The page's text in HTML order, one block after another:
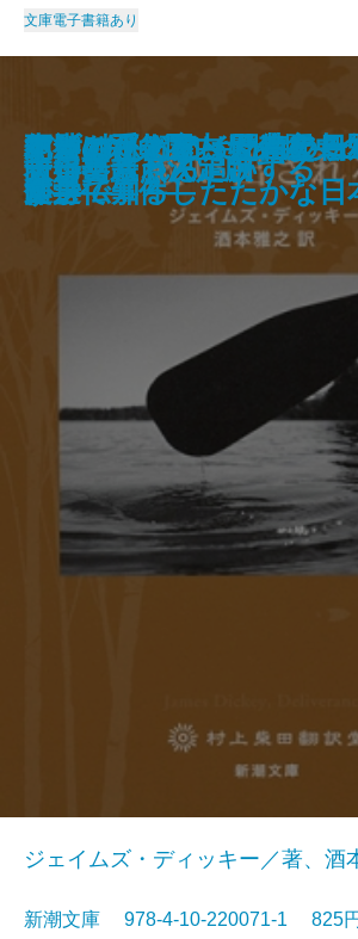
職業としての小説家
和算の侍
銀の匙
花びらめくり
芽吹長屋仕合せ帖 ご縁
甘いお菓子は食べません
爛
満月の道―流転の海 第
よるのふくらみ
上野池之端 鱗や繁盛記
文庫電子書籍あり
救い出される
ジェイムズ・ディッキー／著、酒
新潮文庫 978-4-10-220071-1 825
アリバイ・アイク―ラー
作選―
十年交差点
死神もたまには間違える
す。
向日葵ちゃん追跡する
幻影の手術室―天久鷹央
ルテ―
バリ3探偵 圏内ちゃん―
即身仏事件―
すずの爪あと―乃南アサ
選―
夫婦善哉 決定版
本当はひどかった昔の
文学で知るしたたかな